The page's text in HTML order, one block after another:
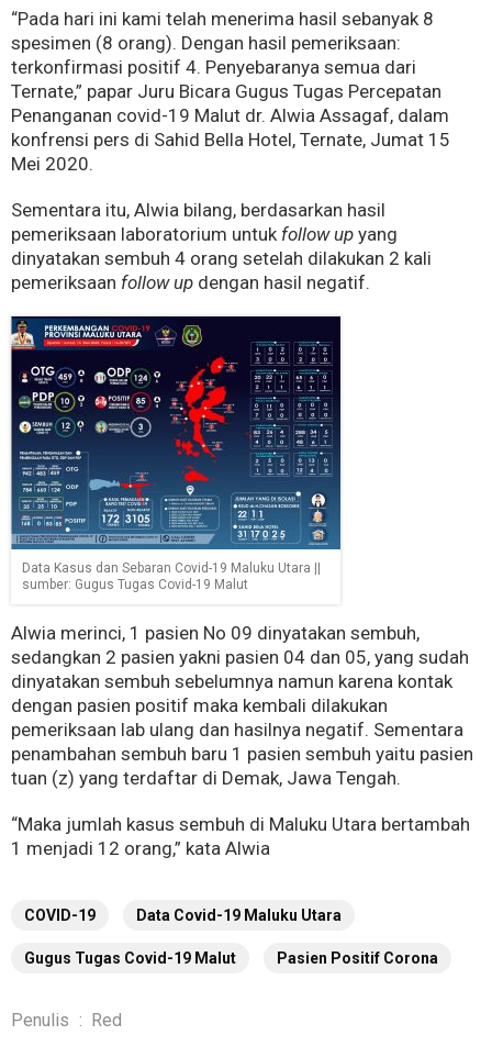
“Pada hari ini kami telah menerima hasil sebanyak 8
spesimen (8 orang). Dengan hasil pemeriksaan:
terkonfirmasi positif 4. Penyebaranya semua dari
Ternate,” papar Juru Bicara Gugus Tugas Percepatan
Penanganan covid-19 Malut dr. Alwia Assagaf, dalam
konfrensi pers di Sahid Bella Hotel, Ternate, Jumat 15
Mei 2020.
Sementara itu, Alwia bilang, berdasarkan hasil
pemeriksaan laboratorium untuk follow up yang
dinyatakan sembuh 4 orang setelah dilakukan 2 kali
pemeriksaan follow up dengan hasil negatif.
Data Kasus dan Sebaran Covid-19 Maluku Utara ||
sumber: Gugus Tugas Covid-19 Malut
Alwia merinci, 1 pasien No 09 dinyatakan sembuh,
sedangkan 2 pasien yakni pasien 04 dan 05, yang sudah
dinyatakan sembuh sebelumnya namun karena kontak
dengan pasien positif maka kembali dilakukan
pemeriksaan lab ulang dan hasilnya negatif. Sementara
penambahan sembuh baru 1 pasien sembuh yaitu pasien
tuan (z) yang terdaftar di Demak, Jawa Tengah.
“Maka jumlah kasus sembuh di Maluku Utara bertambah
1 menjadi 12 orang,” kata Alwia
COVID-19 Data Covid-19 Maluku Utara
Gugus Tugas Covid-19 Malut Pasien Positif Corona
Penulis : Red